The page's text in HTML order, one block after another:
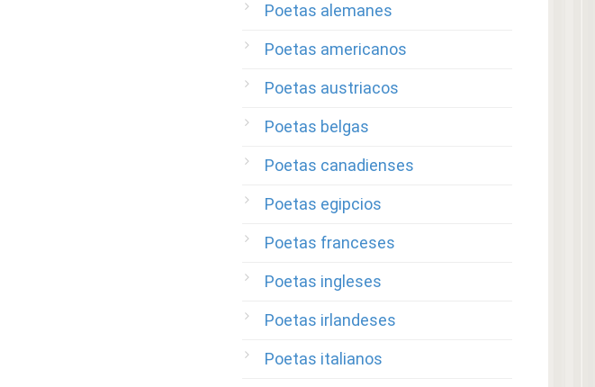
Poetas alemanes
Poetas americanos
Poetas austriacos
Poetas belgas
Poetas canadienses
Poetas egipcios
Poetas franceses
Poetas ingleses
Poetas irlandeses
Poetas italianos